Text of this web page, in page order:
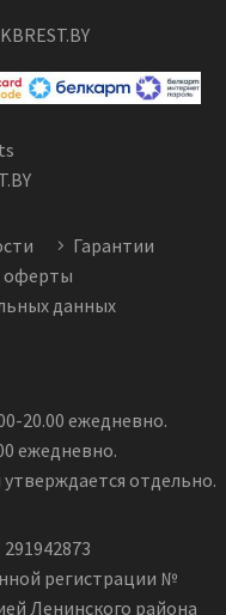
Гарантии
оферты
данных
20.00 ежедневно.
ежедневно.
отдельно.
регистрации №
Ленинского района